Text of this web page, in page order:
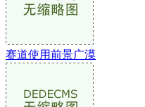
赛道使用前景广漠